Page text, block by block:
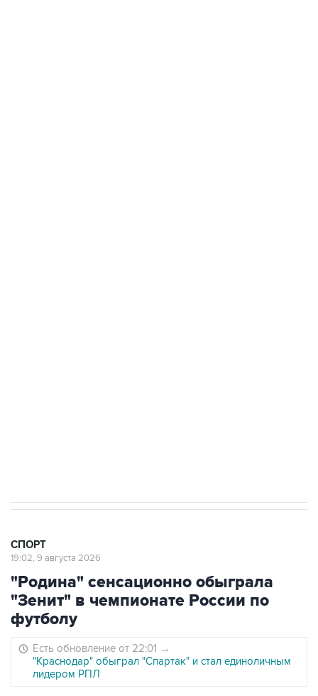
СПОРТ
19:02, 9 августа 2026
"Родина" сенсационно обыграла
"Зенит" в чемпионате России по
футболу
Есть обновление от 22:01 →
"Краснодар" обыграл "Спартак" и стал единоличным
лидером РПЛ